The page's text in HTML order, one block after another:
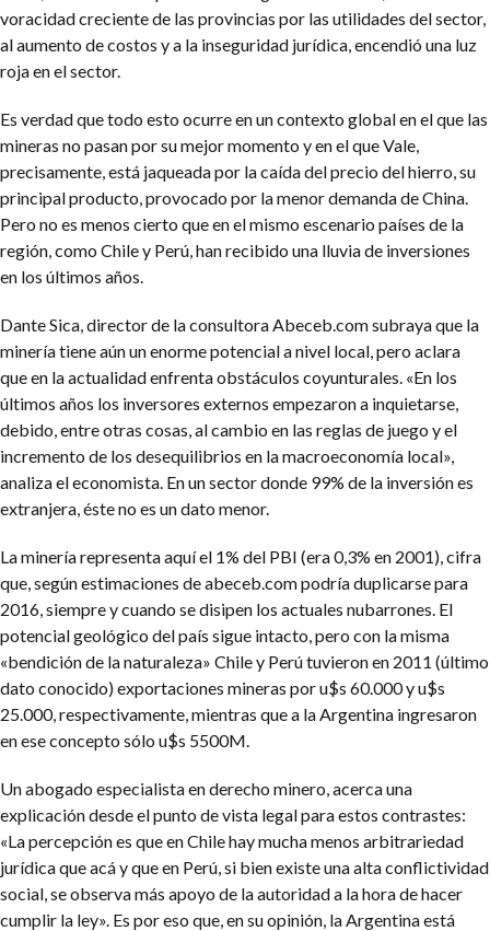
voracidad creciente de las provincias por las utilidades del sector,
al aumento de costos y a la inseguridad jurídica, encendió una luz
roja en el sector.
Es verdad que todo esto ocurre en un contexto global en el que las
mineras no pasan por su mejor momento y en el que Vale,
precisamente, está jaqueada por la caída del precio del hierro, su
principal producto, provocado por la menor demanda de China.
Pero no es menos cierto que en el mismo escenario países de la
región, como Chile y Perú, han recibido una lluvia de inversiones
en los últimos años.
Dante Sica, director de la consultora Abeceb.com subraya que la
minería tiene aún un enorme potencial a nivel local, pero aclara
que en la actualidad enfrenta obstáculos coyunturales. «En los
últimos años los inversores externos empezaron a inquietarse,
debido, entre otras cosas, al cambio en las reglas de juego y el
incremento de los desequilibrios en la macroeconomía local»,
analiza el economista. En un sector donde 99% de la inversión es
extranjera, éste no es un dato menor.
La minería representa aquí el 1% del PBI (era 0,3% en 2001), cifra
que, según estimaciones de abeceb.com podría duplicarse para
2016, siempre y cuando se disipen los actuales nubarrones. El
potencial geológico del país sigue intacto, pero con la misma
«bendición de la naturaleza» Chile y Perú tuvieron en 2011 (último
dato conocido) exportaciones mineras por u$s 60.000 y u$s
25.000, respectivamente, mientras que a la Argentina ingresaron
en ese concepto sólo u$s 5500M.
Un abogado especialista en derecho minero, acerca una
explicación desde el punto de vista legal para estos contrastes:
«La percepción es que en Chile hay mucha menos arbitrariedad
jurídica que acá y que en Perú, si bien existe una alta conflictividad
social, se observa más apoyo de la autoridad a la hora de hacer
cumplir la ley». Es por eso que, en su opinión, la Argentina está